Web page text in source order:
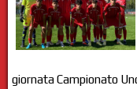
giornata Campionato